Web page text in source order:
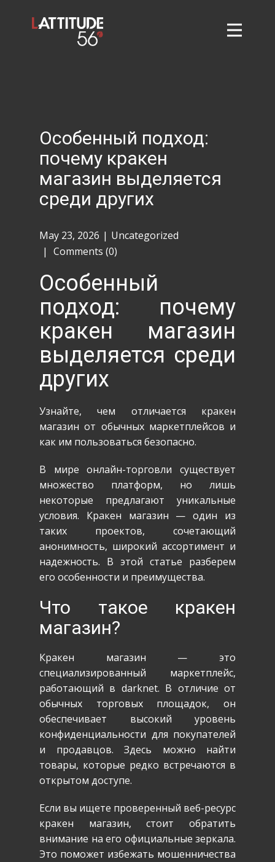
Contact
Taylor Tigers
Особенный подход:
почему кракен
магазин выделяется
среди других
May 23, 2026
Uncategorized
Comments (0)
Особенный
подход: почему
кракен магазин
выделяется среди
других
Узнайте, чем отличается кракен
магазин от обычных маркетплейсов и
как им пользоваться безопасно.
В мире онлайн-торговли существует
множество платформ, но лишь
некоторые предлагают уникальные
условия. Кракен магазин — один из
таких проектов, сочетающий
анонимность, широкий ассортимент и
надежность. В этой статье разберем
его особенности и преимущества.
Что такое кракен
магазин?
Кракен магазин — это
специализированный маркетплейс,
работающий в darknet. В отличие от
обычных торговых площадок, он
обеспечивает высокий уровень
конфиденциальности для покупателей
и продавцов. Здесь можно найти
товары, которые редко встречаются в
открытом доступе.
Если вы ищете проверенный веб-ресурс
кракен магазин, стоит обратить
внимание на его официальные зеркала.
Это поможет избежать мошенничества